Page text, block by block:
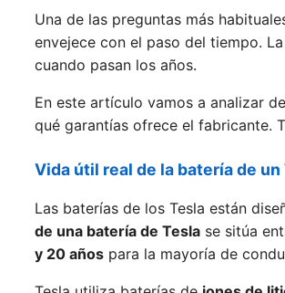
Una de las preguntas más
envejece con el paso del tiempo.
cuando pasan los años.
En este artículo vamos a analizar
qué garantías ofrece el fabricante.
Vida útil real de la batería de un
Las baterías de los Tesla están
de una batería de Tesla se sitúa
y 20 años para la mayoría de